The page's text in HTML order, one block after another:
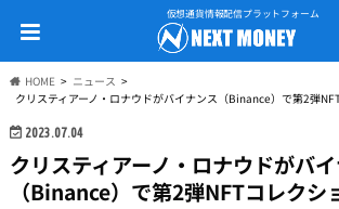
仮想通貨情報配信プラットフォーム
HOME
ニュース
クリスティアーノ・ロナウドがバイナンス（Binance）で第2弾
2023.07.04
クリスティアーノ・ロナウドがバ
（Binance）で第2弾NFTコレクシ